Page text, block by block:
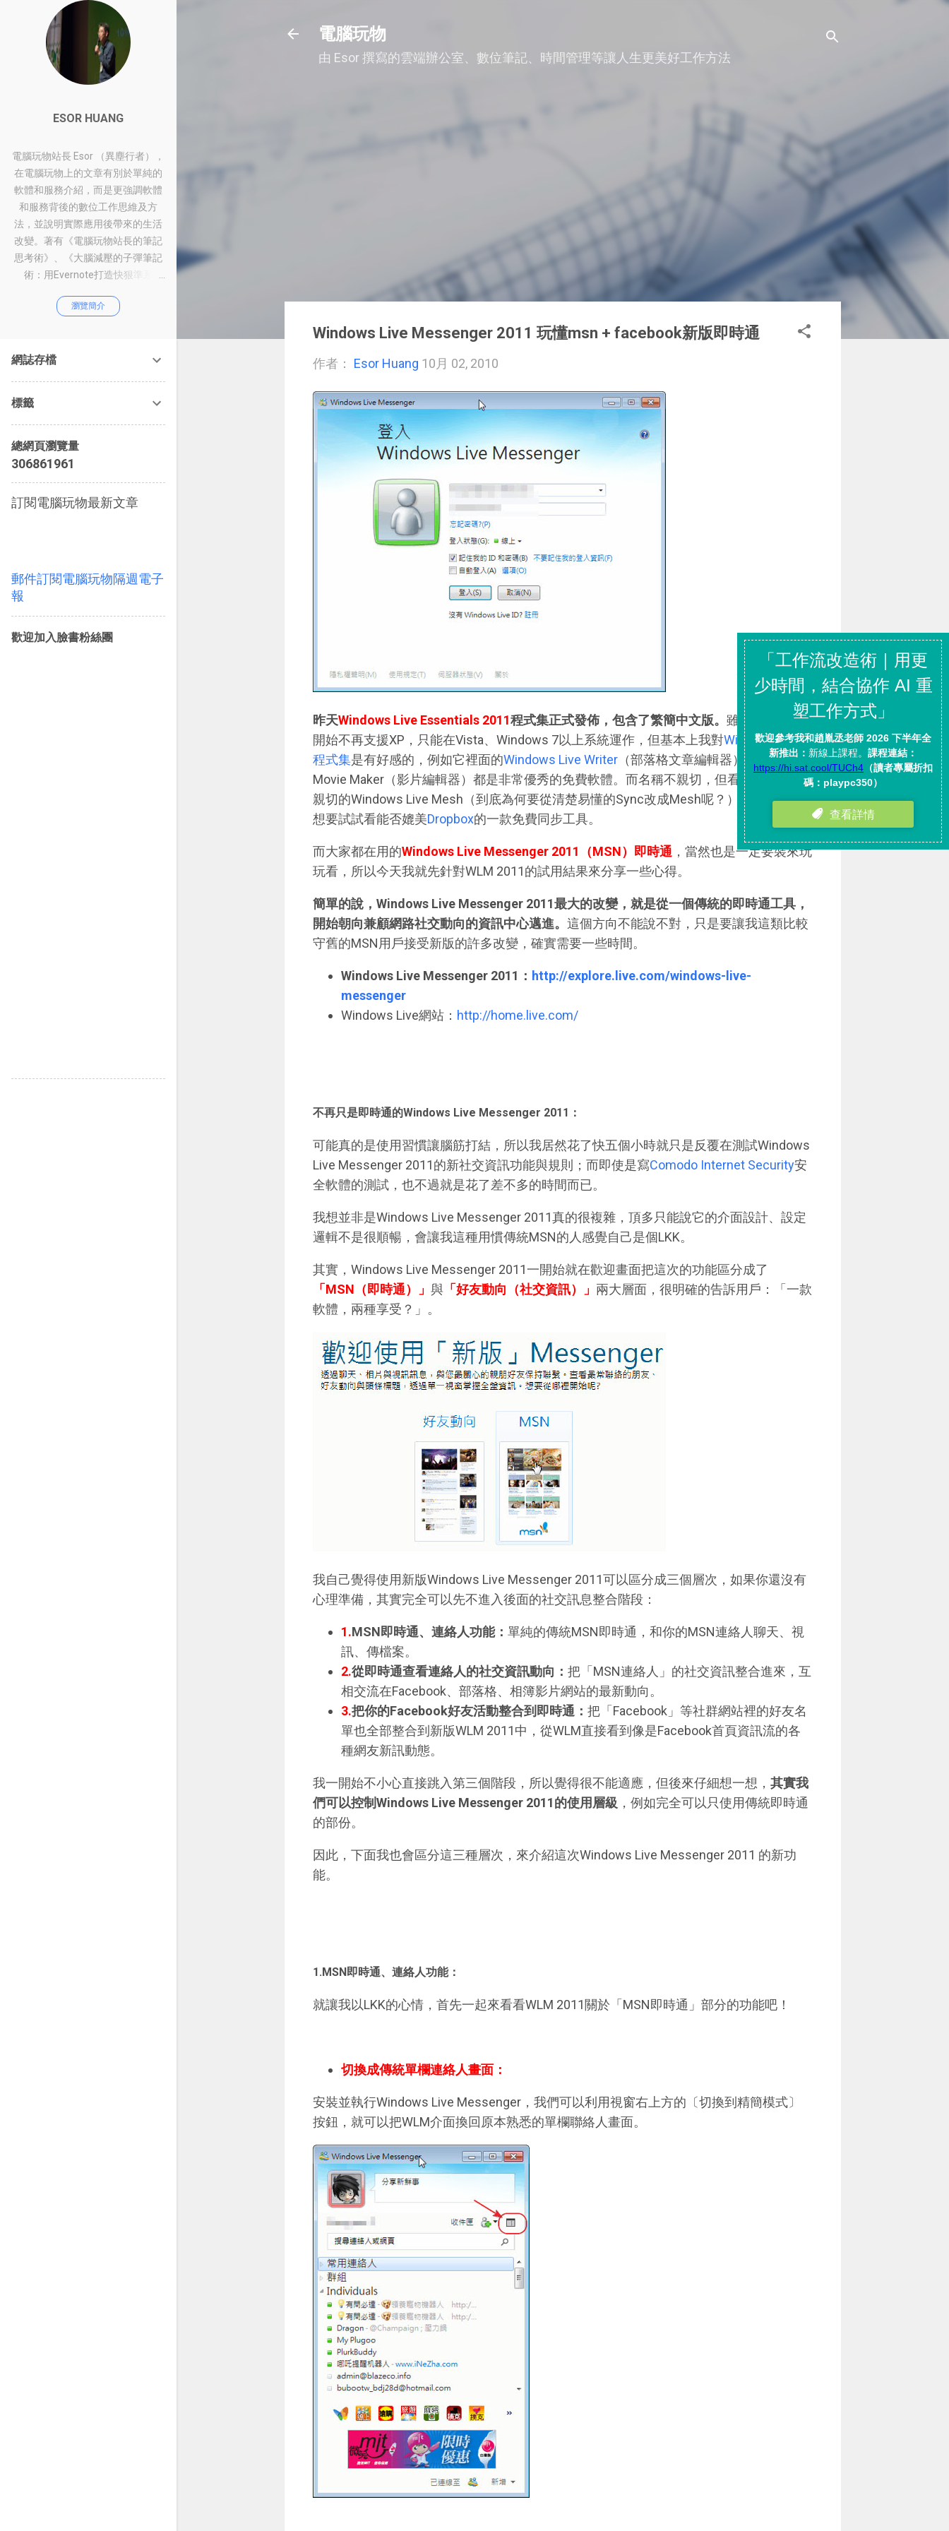
電腦玩物
由 Esor 撰寫的雲端辦公室、數位筆記、時間管理等讓人生更美好工作方法
Windows Live Messenger 2011 玩懂msn + facebook新版即時通
作者： Esor Huang 10月 02, 2010
昨天Windows Live Essentials 2011程式集正式發佈，包含了繁簡中文版。 雖然，從此版
開始不再支援XP，只能在Vista、Windows 7以上系統運作，但基本上我對Windows Live
程式集是有好感的，例如它裡面的Windows Live Writer （部落格文章編輯器）、Windows
Movie Maker（影片編輯器）都是非常優秀的免費軟體。而名稱不親切，但看起來功能滿
親切的Windows Live Mesh（到底為何要從清楚易懂的Sync改成Mesh呢？），也是我很
想要試試看能否媲美Dropbox的一款免費同步工具。
而大家都在用的Windows Live Messenger 2011（MSN）即時通 ，當然也是一定要裝來玩
玩看，所以今天我就先針對WLM 2011的試用結果來分享一些心得。
簡單的說，Windows Live Messenger 2011最大的改變，就是從一個傳統的即時通工具，
開始朝向兼顧網路社交動向的資訊中心邁進。 這個方向不能說不對，只是要讓我這類比較
守舊的MSN用戶接受新版的許多改變，確實需要一些時間。
Windows Live Messenger 2011： http://explore.live.com/windows-live-
messenger
Windows Live網站： http://home.live.com/
不再只是即時通的Windows Live Messenger 2011：
可能真的是使用習慣讓腦筋打結，所以我居然花了快五個小時就只是反覆在測試Windows
Live Messenger 2011的新社交資訊功能與規則；而即使是寫Comodo Internet Security安
全軟體的測試，也不過就是花了差不多的時間而已。
我想並非是Windows Live Messenger 2011真的很複雜，頂多只能說它的介面設計、設定
邏輯不是很順暢，會讓我這種用慣傳統MSN的人感覺自己是個LKK。
其實，Windows Live Messenger 2011一開始就在歡迎畫面把這次的功能區分成了
「MSN（即時通）」 與 「好友動向（社交資訊）」 兩大層面，很明確的告訴用戶：「一款
軟體，兩種享受？」。
我自己覺得使用新版Windows Live Messenger 2011可以區分成三個層次，如果你還沒有
心理準備，其實完全可以先不進入後面的社交訊息整合階段：
1.MSN即時通、連絡人功能： 單純的傳統MSN即時通，和你的MSN連絡人聊天、視
訊、傳檔案。
2.從即時通查看連絡人的社交資訊動向： 把「MSN連絡人」的社交資訊整合進來，互
相交流在Facebook、部落格、相簿影片網站的最新動向。
3.把你的Facebook好友活動整合到即時通： 把「Facebook」等社群網站裡的好友名
單也全部整合到新版WLM 2011中，從WLM直接看到像是Facebook首頁資訊流的各
種網友新訊動態。
我一開始不小心直接跳入第三個階段，所以覺得很不能適應，但後來仔細想一想， 其實我
們可以控制Windows Live Messenger 2011的使用層級 ，例如完全可以只使用傳統即時通
的部份。
因此，下面我也會區分這三種層次，來介紹這次Windows Live Messenger 2011 的新功
能。
1.MSN即時通、連絡人功能：
就讓我以LKK的心情，首先一起來看看WLM 2011關於「MSN即時通」部分的功能吧！
切換成傳統單欄連絡人畫面：
安裝並執行Windows Live Messenger，我們可以利用視窗右上方的〔切換到精簡模式〕
按鈕，就可以把WLM介面換回原本熟悉的單欄聯絡人畫面。
ESOR HUANG
電腦玩物站長 Esor （異塵行者），
在電腦玩物上的文章有別於單純的
軟體和服務介紹，而是更強調軟體
和服務背後的數位工作思維及方
法，並說明實際應用後帶來的生活
改變。著有《電腦玩物站長的筆記
思考術》、《大腦減壓的子彈筆記
術：用Evernote打造快狠準系
作術：從職場到人生的100個聰明
瀏覽簡介
網誌存檔
標籤
總網頁瀏覽量
306861961
訂閱電腦玩物最新文章
郵件訂閱電腦玩物隔週電子
報
歡迎加入臉書粉絲團